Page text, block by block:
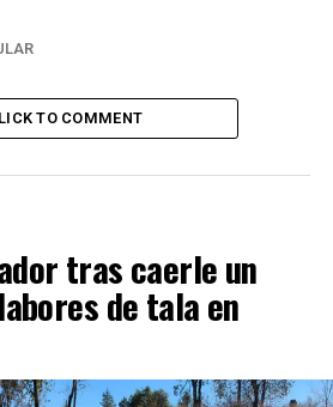
TO COMMENT
tras caerle un
de tala en